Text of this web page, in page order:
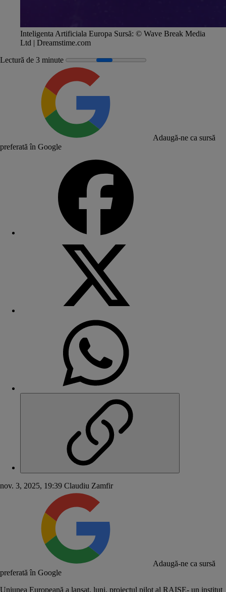
Inteligenta Artificiala Europa Sursă: © Wave Break Media
Ltd | Dreamstime.com
Lectură de 3 minute
Adaugă-ne ca sursă
preferată în Google
nov. 3, 2025, 19:39 Claudiu Zamfir
Adaugă-ne ca sursă
preferată în Google
Uniunea Europeană a lansat, luni, proiectul pilot al RAISE- un institut